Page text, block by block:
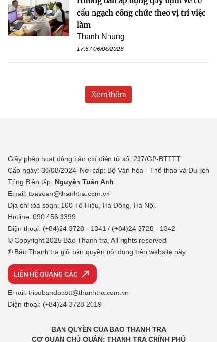
cấu ngạch công chức theo vị trí việc
làm
Thanh Nhung
17:57 06/08/2026
Xem thêm
Giấy phép hoạt động báo chí điện tử số: 237/GP-BTTTT
Cấp ngày: 30/08/2024; Nơi cấp: Bộ Văn hóa - Thể thao và Du lịch
Tổng Biên tập: Nguyễn Tuấn Anh
Email: toasoan@thanhtra.com.vn
Địa chỉ tòa soạn: 100 Tô Hiệu, Hà Đông, Hà Nội.
Hotline: 090.456.3399
Điện thoại: (+84)24 3728 - 1341 / (+84)24 3728 - 1342
© Copyright 2025 Báo Thanh tra, All rights reserved
® Báo Thanh tra giữ bản quyền nội dung trên website này
LIÊN HỆ QUẢNG CÁO
Email: trisubandocbtt@thanhtra.com.vn
Điện thoại: (+84)24 3728 2019
BẢN QUYỀN CỦA BÁO THANH TRA
CƠ QUAN CHỦ QUẢN: THANH TRA CHÍNH PHỦ